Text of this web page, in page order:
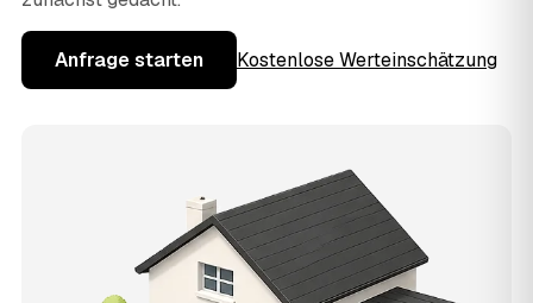
Anfrage starten Kostenlose Werteinschätzung